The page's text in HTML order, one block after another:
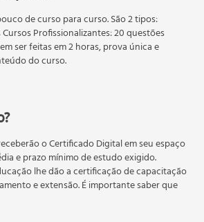
de curso para curso. São 2 tipos:
Profissionalizantes: 20 questões
ser feitas em 2 horas, prova única e
do curso.
Livres: 10 questões objetivas, as quais
prova única e referente a todo o
avaliações devem ser feitos dentro do
ou superior a 60%para a conclusão e
digital do curso. Em caso de reprovação,
novamente a prova dentro do período do
Os cursos gratuitos não possuem nova
e descritivas.
o Certificado Digital em seu espaço
e prazo mínimo de estudo exigido.
lhe dão a certificação de capacitação
e extensão. É importante saber que
às certificações de cursos técnicos ou
dão o direito de assumir